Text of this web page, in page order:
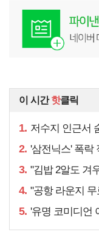
이 시간핫클릭
1. 저수지 인근서 숨
2. '삼전닉스' 폭락
3. "김밥 2알도 겨우
4. "공항 라운지 무료"
5. '유명 코미디언 아